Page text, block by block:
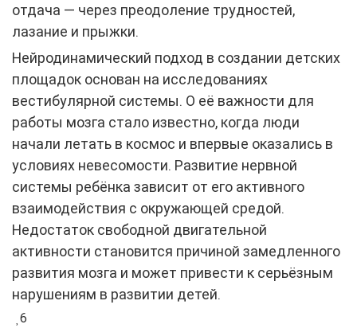
отдача — через преодоление трудностей,
лазание и прыжки.
Нейродинамический подход в создании детских
площадок основан на исследованиях
вестибулярной системы. О её важности для
работы мозга стало известно, когда люди
начали летать в космос и впервые оказались в
условиях невесомости. Развитие нервной
системы ребёнка зависит от его активного
взаимодействия с окружающей средой.
Недостаток свободной двигательной
активности становится причиной замедленного
развития мозга и может привести к серьёзным
нарушениям в развитии детей.
6